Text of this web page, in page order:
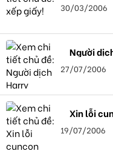
30/03/2006
Người
27/07/2006
Xin lỗi
19/07/2006